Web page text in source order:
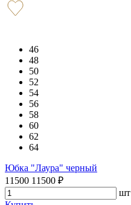
46
48
50
52
54
56
58
60
62
64
Юбка "Лаура" черный
11500 11500 ₽
шт